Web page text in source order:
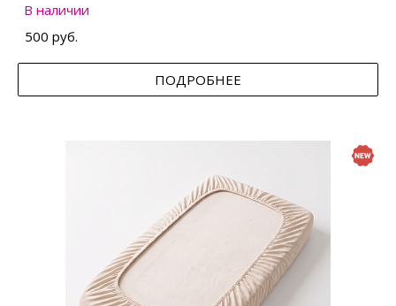
В наличии
500 руб.
ПОДРОБНЕЕ